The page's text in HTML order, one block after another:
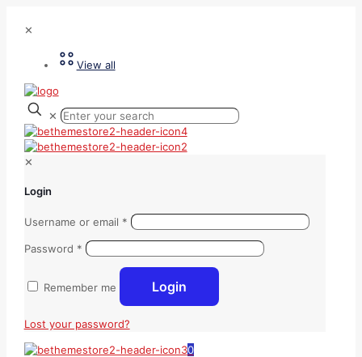
✕
View all
✕
✕
Login
Username or email *
Password *
Remember me Login
Lost your password?
0